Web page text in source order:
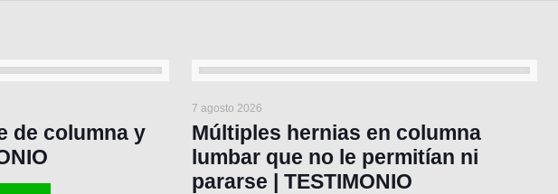
de columna y
7 agosto 2026
Múltiples hernias en columna
lumbar que no le permitían ni
pararse | TESTIMONIO